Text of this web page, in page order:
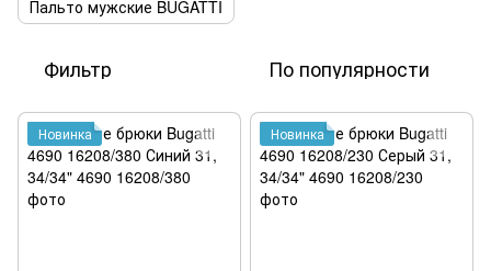
Пальто мужские BUGATTI
Фильтр По популярности
Новинка Новинка